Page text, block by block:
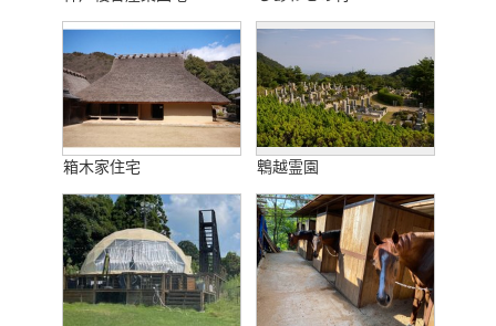
箱木家住宅 鵯越霊園